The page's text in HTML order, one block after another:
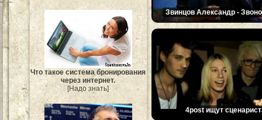
Что такое система бронирования
через интернет.
[Надо знать]
Звинцов Александр -
4post ищут